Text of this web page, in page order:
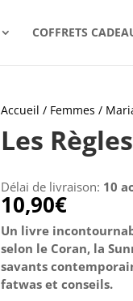
COFFRETS
Accueil / Femmes /
Les
Délai de livraison: 10
10,90€
Un livre
selon le Coran, la
savants
fatwas et conseils.